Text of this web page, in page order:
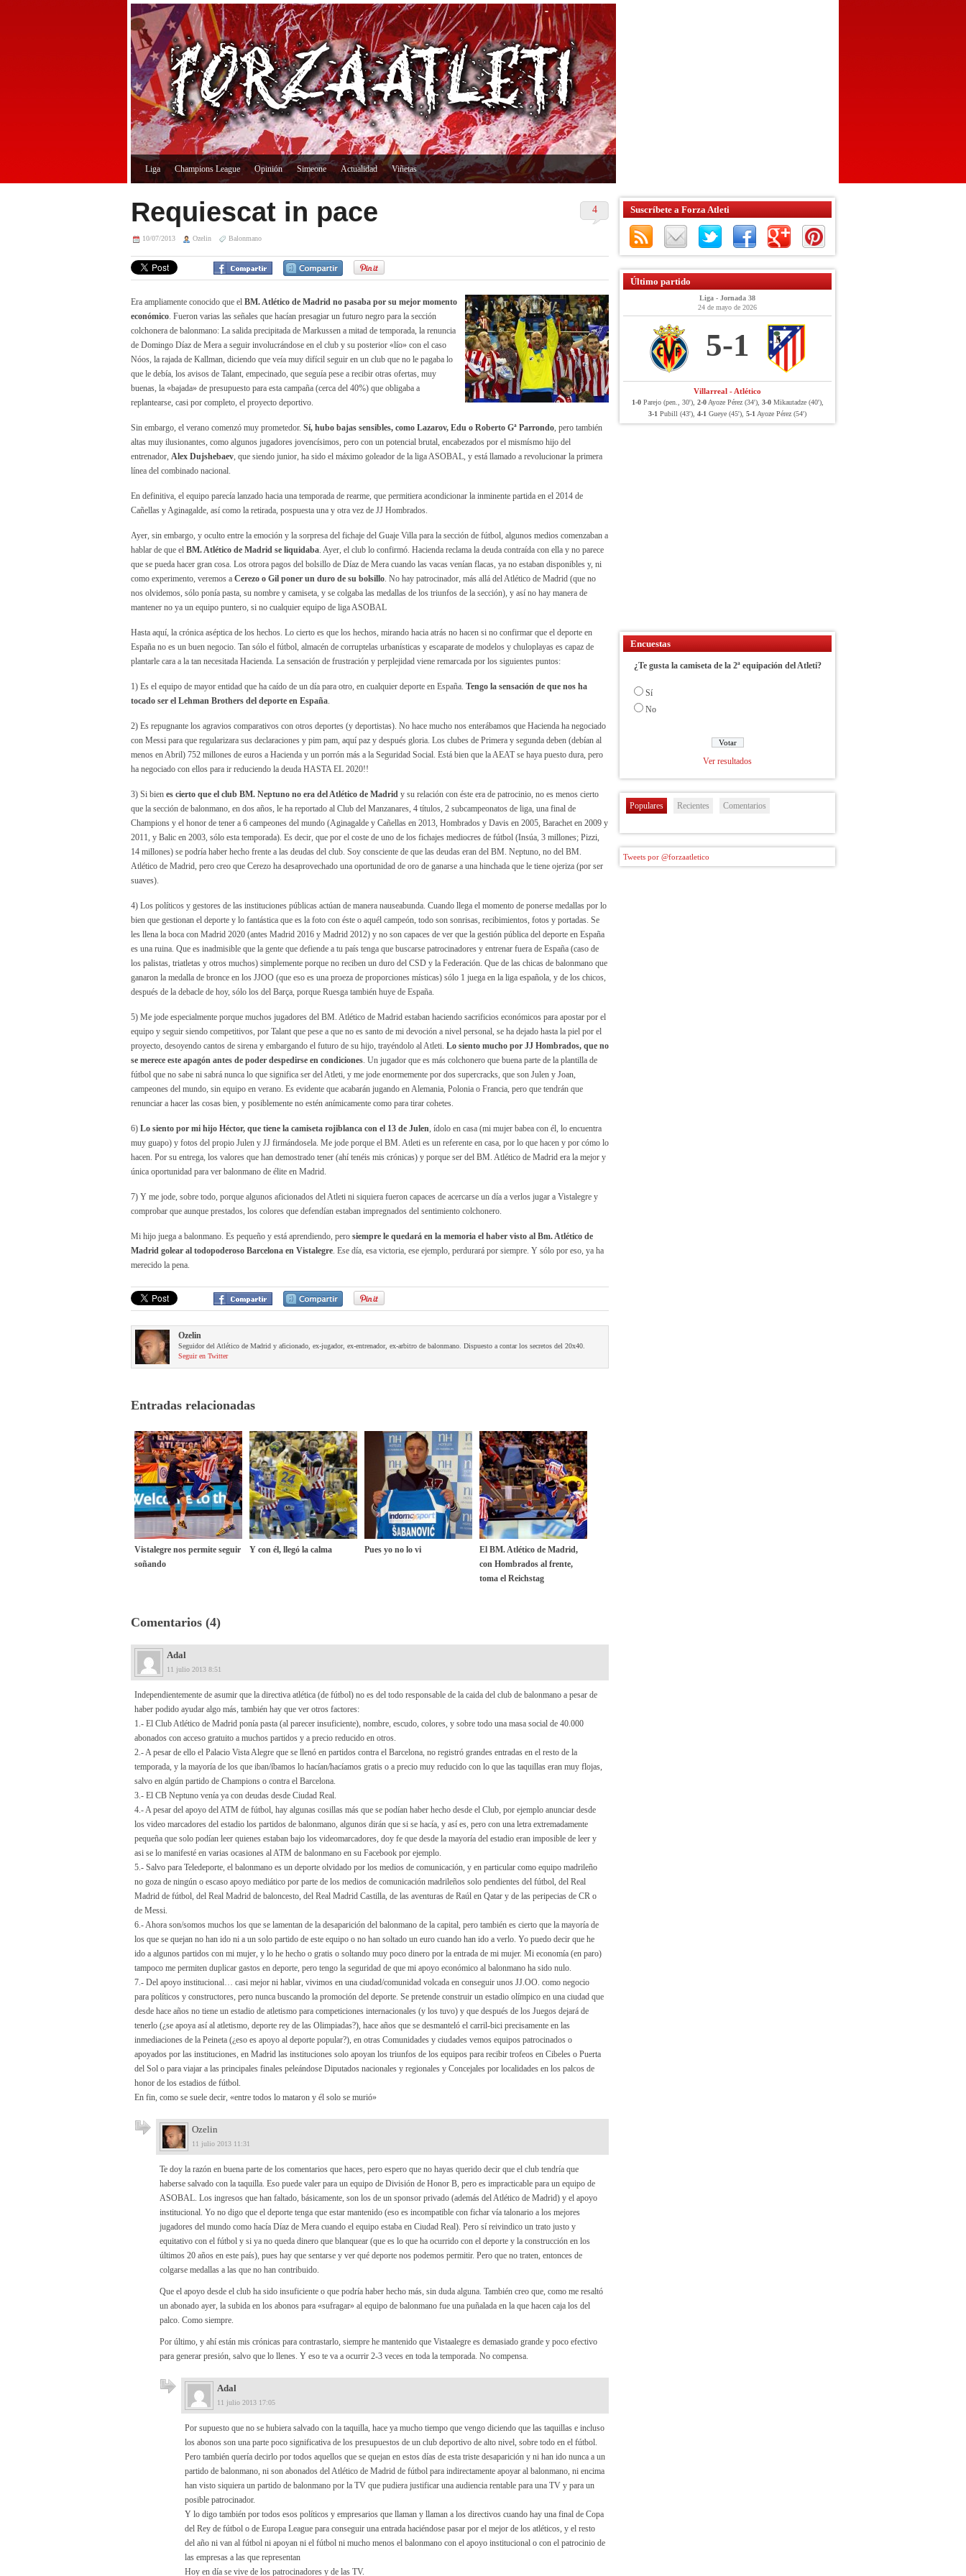
Liga Champions League Opinión Simeone Actualidad Viñetas
4
Requiescat in pace
10/07/2013 Ozelin Balonmano
Era ampliamente conocido que el BM. Atlético de Madrid no pasaba por su mejor momento
económico. Fueron varias las señales que hacían presagiar un futuro negro para la sección
colchonera de balonmano: La salida precipitada de Markussen a mitad de temporada, la renuncia
de Domingo Díaz de Mera a seguir involucrándose en el club y su posterior «lío» con el caso
Nóos, la rajada de Kallman, diciendo que veía muy difícil seguir en un club que no le pagaba lo
que le debía, los avisos de Talant, empecinado, que seguía pese a recibir otras ofertas, muy
buenas, la «bajada» de presupuesto para esta campaña (cerca del 40%) que obligaba a
replantearse, casi por completo, el proyecto deportivo.
Sin embargo, el verano comenzó muy prometedor. Sí, hubo bajas sensibles, como Lazarov, Edu o Roberto Gª Parrondo, pero también
altas muy ilusionantes, como algunos jugadores jovencísimos, pero con un potencial brutal, encabezados por el mismísmo hijo del
entrenador, Alex Dujshebaev, que siendo junior, ha sido el máximo goleador de la liga ASOBAL, y está llamado a revolucionar la primera
línea del combinado nacional.
En definitiva, el equipo parecía lanzado hacia una temporada de rearme, que permitiera acondicionar la inminente partida en el 2014 de
Cañellas y Aginagalde, así como la retirada, pospuesta una y otra vez de JJ Hombrados.
Ayer, sin embargo, y oculto entre la emoción y la sorpresa del fichaje del Guaje Villa para la sección de fútbol, algunos medios comenzaban a
hablar de que el BM. Atlético de Madrid se liquidaba. Ayer, el club lo confirmó. Hacienda reclama la deuda contraída con ella y no parece
que se pueda hacer gran cosa. Los otrora pagos del bolsillo de Díaz de Mera cuando las vacas venían flacas, ya no estaban disponibles y, ni
como experimento, veremos a Cerezo o Gil poner un duro de su bolsillo. No hay patrocinador, más allá del Atlético de Madrid (que no
nos olvidemos, sólo ponía pasta, su nombre y camiseta, y se colgaba las medallas de los triunfos de la sección), y así no hay manera de
mantener no ya un equipo puntero, si no cualquier equipo de liga ASOBAL
Hasta aquí, la crónica aséptica de los hechos. Lo cierto es que los hechos, mirando hacia atrás no hacen si no confirmar que el deporte en
España no es un buen negocio. Tan sólo el fútbol, almacén de corruptelas urbanísticas y escaparate de modelos y chuloplayas es capaz de
plantarle cara a la tan necesitada Hacienda. La sensación de frustración y perplejidad viene remarcada por los siguientes puntos:
1) Es el equipo de mayor entidad que ha caído de un día para otro, en cualquier deporte en España. Tengo la sensación de que nos ha
tocado ser el Lehman Brothers del deporte en España.
2) Es repugnante los agravios comparativos con otros deportes (y deportistas). No hace mucho nos enterábamos que Hacienda ha negociado
con Messi para que regularizara sus declaraciones y pim pam, aquí paz y después gloria. Los clubes de Primera y segunda deben (debían al
menos en Abril) 752 millones de euros a Hacienda y un porrón más a la Seguridad Social. Está bien que la AEAT se haya puesto dura, pero
ha negociado con ellos para ir reduciendo la deuda HASTA EL 2020!!
3) Si bien es cierto que el club BM. Neptuno no era del Atlético de Madrid y su relación con éste era de patrocinio, no es menos cierto
que la sección de balonmano, en dos años, le ha reportado al Club del Manzanares, 4 títulos, 2 subcampeonatos de liga, una final de
Champions y el honor de tener a 6 campeones del mundo (Aginagalde y Cañellas en 2013, Hombrados y Davis en 2005, Barachet en 2009 y
2011, y Balic en 2003, sólo esta temporada). Es decir, que por el coste de uno de los fichajes mediocres de fútbol (Insúa, 3 millones; Pizzi,
14 millones) se podría haber hecho frente a las deudas del club. Soy consciente de que las deudas eran del BM. Neptuno, no del BM.
Atlético de Madrid, pero creo que Cerezo ha desaprovechado una oportunidad de oro de ganarse a una hinchada que le tiene ojeriza (por ser
suaves).
4) Los políticos y gestores de las instituciones públicas actúan de manera nauseabunda. Cuando llega el momento de ponerse medallas por lo
bien que gestionan el deporte y lo fantástica que es la foto con éste o aquél campeón, todo son sonrisas, recibimientos, fotos y portadas. Se
les llena la boca con Madrid 2020 (antes Madrid 2016 y Madrid 2012) y no son capaces de ver que la gestión pública del deporte en España
es una ruina. Que es inadmisible que la gente que defiende a tu país tenga que buscarse patrocinadores y entrenar fuera de España (caso de
los palistas, triatletas y otros muchos) simplemente porque no reciben un duro del CSD y la Federación. Que de las chicas de balonmano que
ganaron la medalla de bronce en los JJOO (que eso es una proeza de proporciones místicas) sólo 1 juega en la liga española, y de los chicos,
después de la debacle de hoy, sólo los del Barça, porque Ruesga también huye de España.
5) Me jode especialmente porque muchos jugadores del BM. Atlético de Madrid estaban haciendo sacrificios económicos para apostar por el
equipo y seguir siendo competitivos, por Talant que pese a que no es santo de mi devoción a nivel personal, se ha dejado hasta la piel por el
proyecto, desoyendo cantos de sirena y embargando el futuro de su hijo, trayéndolo al Atleti. Lo siento mucho por JJ Hombrados, que no
se merece este apagón antes de poder despedirse en condiciones. Un jugador que es más colchonero que buena parte de la plantilla de
fútbol que no sabe ni sabrá nunca lo que significa ser del Atleti, y me jode enormemente por dos supercracks, que son Julen y Joan,
campeones del mundo, sin equipo en verano. Es evidente que acabarán jugando en Alemania, Polonia o Francia, pero que tendrán que
renunciar a hacer las cosas bien, y posiblemente no estén anímicamente como para tirar cohetes.
6) Lo siento por mi hijo Héctor, que tiene la camiseta rojiblanca con el 13 de Julen, ídolo en casa (mi mujer babea con él, lo encuentra
muy guapo) y fotos del propio Julen y JJ firmándosela. Me jode porque el BM. Atleti es un referente en casa, por lo que hacen y por cómo lo
hacen. Por su entrega, los valores que han demostrado tener (ahí tenéis mis crónicas) y porque ser del BM. Atlético de Madrid era la mejor y
única oportunidad para ver balonmano de élite en Madrid.
7) Y me jode, sobre todo, porque algunos aficionados del Atleti ni siquiera fueron capaces de acercarse un día a verlos jugar a Vistalegre y
comprobar que aunque prestados, los colores que defendían estaban impregnados del sentimiento colchonero.
Mi hijo juega a balonmano. Es pequeño y está aprendiendo, pero siempre le quedará en la memoria el haber visto al Bm. Atlético de
Madrid golear al todopoderoso Barcelona en Vistalegre. Ese día, esa victoria, ese ejemplo, perdurará por siempre. Y sólo por eso, ya ha
merecido la pena.
Ozelin
Seguidor del Atlético de Madrid y aficionado, ex-jugador, ex-entrenador, ex-arbitro de balonmano. Dispuesto a contar los secretos del 20x40.
Seguir en Twitter
Entradas relacionadas
Vistalegre nos permite seguir
soñando
Y con él, llegó la calma Pues yo no lo vi
El BM. Atlético de Madrid,
con Hombrados al frente,
toma el Reichstag
Comentarios (4)
Adal
11 julio 2013 8:51
Independientemente de asumir que la directiva atlética (de fútbol) no es del todo responsable de la caida del club de balonmano a pesar de
haber podido ayudar algo más, también hay que ver otros factores:
1.- El Club Atlético de Madrid ponía pasta (al parecer insuficiente), nombre, escudo, colores, y sobre todo una masa social de 40.000
abonados con acceso gratuito a muchos partidos y a precio reducido en otros.
2.- A pesar de ello el Palacio Vista Alegre que se llenó en partidos contra el Barcelona, no registró grandes entradas en el resto de la
temporada, y la mayoría de los que iban/íbamos lo hacían/hacíamos gratis o a precio muy reducido con lo que las taquillas eran muy flojas,
salvo en algún partido de Champions o contra el Barcelona.
3.- El CB Neptuno venía ya con deudas desde Ciudad Real.
4.- A pesar del apoyo del ATM de fútbol, hay algunas cosillas más que se podían haber hecho desde el Club, por ejemplo anunciar desde
los video marcadores del estadio los partidos de balonmano, algunos dirán que si se hacía, y así es, pero con una letra extremadamente
pequeña que solo podían leer quienes estaban bajo los videomarcadores, doy fe que desde la mayoría del estadio eran imposible de leer y
asi se lo manifesté en varias ocasiones al ATM de balonmano en su Facebook por ejemplo.
5.- Salvo para Teledeporte, el balonmano es un deporte olvidado por los medios de comunicación, y en particular como equipo madrileño
no goza de ningún o escaso apoyo mediático por parte de los medios de comunicación madrileños solo pendientes del fútbol, del Real
Madrid de fútbol, del Real Madrid de baloncesto, del Real Madrid Castilla, de las aventuras de Raúl en Qatar y de las peripecias de CR o
de Messi.
6.- Ahora son/somos muchos los que se lamentan de la desaparición del balonmano de la capital, pero también es cierto que la mayoría de
los que se quejan no han ido ni a un solo partido de este equipo o no han soltado un euro cuando han ido a verlo. Yo puedo decir que he
ido a algunos partidos con mi mujer, y lo he hecho o gratis o soltando muy poco dinero por la entrada de mi mujer. Mi economía (en paro)
tampoco me permiten duplicar gastos en deporte, pero tengo la seguridad de que mi apoyo económico al balonmano ha sido nulo.
7.- Del apoyo institucional… casi mejor ni hablar, vivimos en una ciudad/comunidad volcada en conseguir unos JJ.OO. como negocio
para políticos y constructores, pero nunca buscando la promoción del deporte. Se pretende construir un estadio olímpico en una ciudad que
desde hace años no tiene un estadio de atletismo para competiciones internacionales (y los tuvo) y que después de los Juegos dejará de
tenerlo (¿se apoya así al atletismo, deporte rey de las Olimpiadas?), hace años que se desmanteló el carril-bici precisamente en las
inmediaciones de la Peineta (¿eso es apoyo al deporte popular?), en otras Comunidades y ciudades vemos equipos patrocinados o
apoyados por las instituciones, en Madrid las instituciones solo apoyan los triunfos de los equipos para recibir trofeos en Cibeles o Puerta
del Sol o para viajar a las principales finales peleándose Diputados nacionales y regionales y Concejales por localidades en los palcos de
honor de los estadios de fútbol.
En fin, como se suele decir, «entre todos lo mataron y él solo se murió»
Ozelin
11 julio 2013 11:31
Te doy la razón en buena parte de los comentarios que haces, pero espero que no hayas querido decir que el club tendría que
haberse salvado con la taquilla. Eso puede valer para un equipo de División de Honor B, pero es impracticable para un equipo de
ASOBAL. Los ingresos que han faltado, básicamente, son los de un sponsor privado (además del Atlético de Madrid) y el apoyo
institucional. Yo no digo que el deporte tenga que estar mantenido (eso es incompatible con fichar vía talonario a los mejores
jugadores del mundo como hacía Díaz de Mera cuando el equipo estaba en Ciudad Real). Pero sí reivindico un trato justo y
equitativo con el fútbol y si ya no queda dinero que blanquear (que es lo que ha ocurrido con el deporte y la construcción en los
últimos 20 años en este país), pues hay que sentarse y ver qué deporte nos podemos permitir. Pero que no traten, entonces de
colgarse medallas a las que no han contribuido.
Que el apoyo desde el club ha sido insuficiente o que podría haber hecho más, sin duda alguna. También creo que, como me resaltó
un abonado ayer, la subida en los abonos para «sufragar» al equipo de balonmano fue una puñalada en la que hacen caja los del
palco. Como siempre.
Por último, y ahí están mis crónicas para contrastarlo, siempre he mantenido que Vistaalegre es demasiado grande y poco efectivo
para generar presión, salvo que lo llenes. Y eso te va a ocurrir 2-3 veces en toda la temporada. No compensa.
Adal
11 julio 2013 17:05
Por supuesto que no se hubiera salvado con la taquilla, hace ya mucho tiempo que vengo diciendo que las taquillas e incluso
los abonos son una parte poco significativa de los presupuestos de un club deportivo de alto nivel, sobre todo en el fútbol.
Pero también quería decirlo por todos aquellos que se quejan en estos días de esta triste desaparición y ni han ido nunca a un
partido de balonmano, ni son abonados del Atlético de Madrid de fútbol para indirectamente apoyar al balonmano, ni encima
han visto siquiera un partido de balonmano por la TV que pudiera justificar una audiencia rentable para una TV y para un
posible patrocinador.
Y lo digo también por todos esos políticos y empresarios que llaman y llaman a los directivos cuando hay una final de Copa
del Rey de fútbol o de Europa League para conseguir una entrada haciéndose pasar por el mejor de los atléticos, y el resto
del año ni van al fútbol ni apoyan ni el fútbol ni mucho menos el balonmano con el apoyo institucional o con el patrocinio de
las empresas a las que representan
Hoy en día se vive de los patrocinadores y de las TV.
Suscríbete a Forza Atleti
Último partido
Liga - Jornada 38
24 de mayo de 2026
5-1
Villarreal - Atlético
1-0Parejo (pen., 30'), 2-0Ayoze Pérez (34'), 3-0Mikautadze (40'),
3-1 Pubill (43'), 4-1 Gueye (45'), 5-1 Ayoze Pérez (54')
Encuestas
¿Te gusta la camiseta de la 2ª equipación del Atleti?
Sí
No
Ver resultados
Populares Recientes Comentarios
Tweets por @forzaatletico